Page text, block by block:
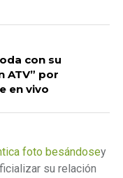
con su
ATV” por
en vivo
foto besándosey
su relación